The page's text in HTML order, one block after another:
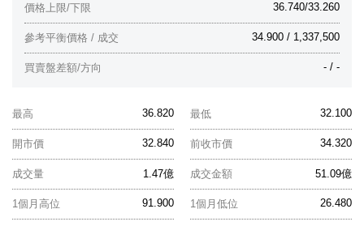
36.740/33.260
價格上限/下限
34.900 / 1,337,500
參考平衡價格 / 成交
- / -
買賣盤差額/方向
36.820
最高 32.100
最低
32.840
開市價 34.320
前收市價
1.47億
成交量 51.09億
成交金額
91.900
1個月高位 26.480
1個月低位